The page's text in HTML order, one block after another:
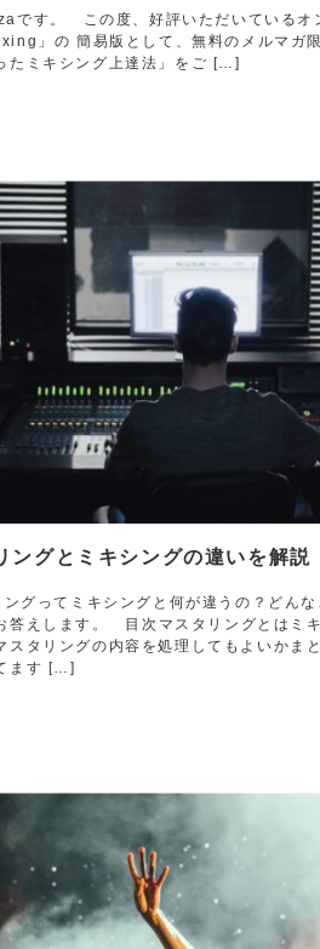
です。 この度、好評いただいているオ
」の 簡易版として、無料のメルマガ
たミキシング上達法」をご […]
ングとミキシングの違いを解説
グってミキシングと何が違うの？どん
答えします。 目次マスタリングとはミ
スタリングの内容を処理してもよいかま
ます […]